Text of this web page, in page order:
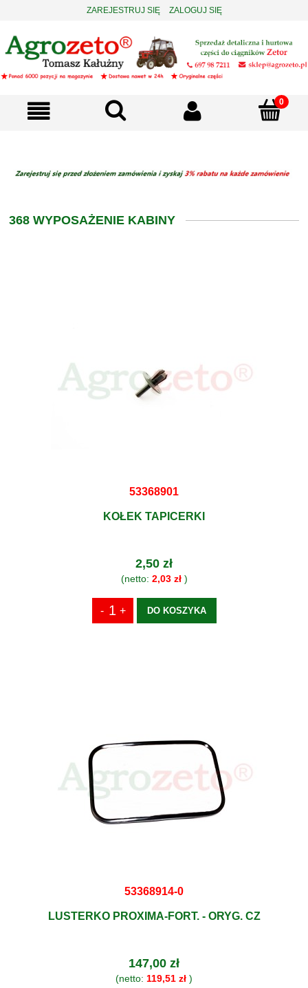
ZAREJESTRUJ SIĘ ZALOGUJ SIĘ
368 WYPOSAŻENIE KABINY
53368901
KOŁEK TAPICERKI
2,50 zł
(netto: 2,03 zł)
DO KOSZYKA
53368914-0
LUSTERKO PROXIMA-FORT. - ORYG. CZ
147,00 zł
(netto: 119,51 zł )